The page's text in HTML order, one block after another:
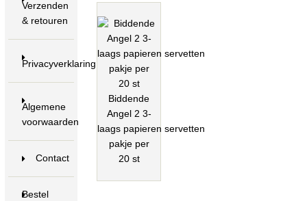
Verzenden
& retouren
Privacyverklaring
Algemene
voorwaarden
Contact
Bestel
Biddende
Angel 2 3-
laags papieren servetten
pakje per
20 st